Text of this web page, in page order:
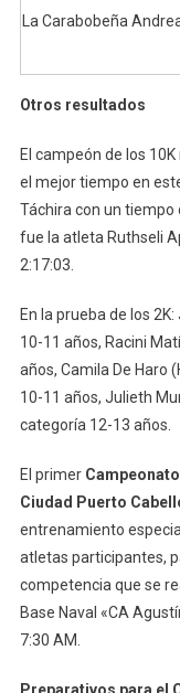
La Carabobeña
Otros resultados
El campeón de los
el mejor tiempo en
Táchira con un
fue la atleta Ruthseli
2:17:03.
En la prueba de los
10-11 años, Racini
años, Camila De Haro
10-11 años, Julieth
categoría 12-13 años.
El primer
Ciudad Puerto
entrenamiento
atletas participantes,
competencia que se
Base Naval «CA
7:30 AM.